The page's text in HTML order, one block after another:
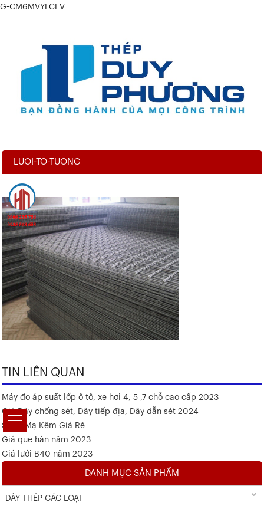
G-CM6MVYLCEV
LUOI-TO-TUONG
TIN LIÊN QUAN
Máy đo áp suất lốp ô tô, xe hơi 4, 5 ,7 chỗ cao cấp 2023
Giá Dây chống sét, Dây tiếp địa, Dây dẫn sét 2024
Sắt V Mạ Kẽm Giá Rẻ
Giá que hàn năm 2023
Giá lưới B40 năm 2023
DANH MỤC SẢN PHẨM
DÂY THÉP CÁC LOẠI